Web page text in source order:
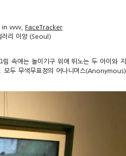
vvvv, FaceTracker
리 이앙 (Seoul)
속에는 놀이기구 위에 뛰노는 두 아이와 지
모두 무색무표정의 어나니머스(Anonymous)